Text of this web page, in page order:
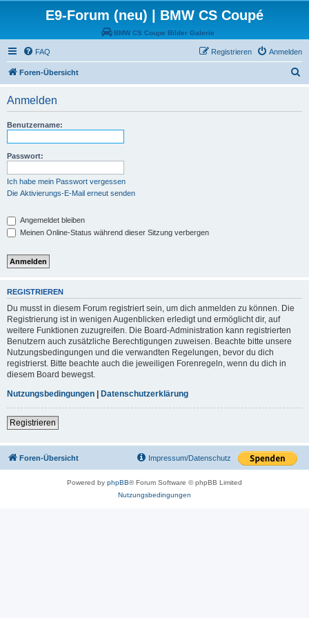
E9-Forum (neu) | BMW CS Coupé
BMW CS Coupe Bilder Galerie
FAQ Anmelden
Registrieren
Foren-Übersicht
Anmelden
Benutzername:
Passwort:
Ich habe mein Passwort vergessen
Die Aktivierungs-E-Mail erneut senden
Angemeldet bleiben
Meinen Online-Status während dieser Sitzung verbergen
REGISTRIEREN
Du musst in diesem Forum registriert sein, um dich anmelden zu können. Die
Registrierung ist in wenigen Augenblicken erledigt und ermöglicht dir, auf
weitere Funktionen zuzugreifen. Die Board-Administration kann registrierten
Benutzern auch zusätzliche Berechtigungen zuweisen. Beachte bitte unsere
Nutzungsbedingungen und die verwandten Regelungen, bevor du dich
registrierst. Bitte beachte auch die jeweiligen Forenregeln, wenn du dich in
diesem Board bewegst.
Nutzungsbedingungen | Datenschutzerklärung
Registrieren
Foren-Übersicht Impressum/Datenschutz
Powered by phpBB® Forum Software © phpBB Limited
Nutzungsbedingungen